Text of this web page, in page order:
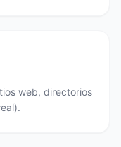
web, directorios